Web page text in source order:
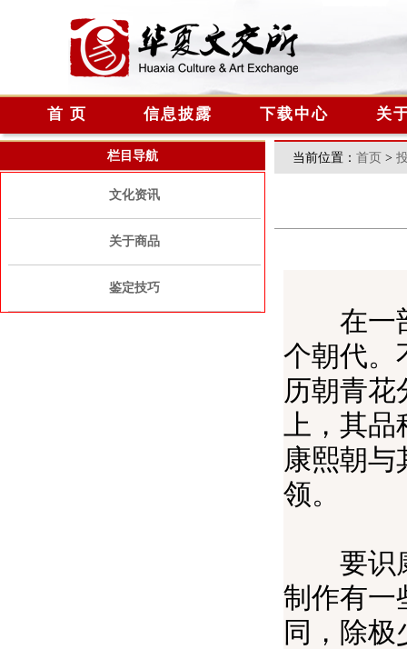
首 页 信息披露 下载中心 关
栏目导航
文化资讯
关于商品
鉴定技巧
当前位置： 首页 >
在一部
个朝代。
历朝青花
上，其品
康熙朝与
领。
要识康
制作有一
同，除